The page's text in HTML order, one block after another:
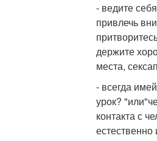
- ведите
привлечь
держите
места,
- всегда
урок?
контакта с